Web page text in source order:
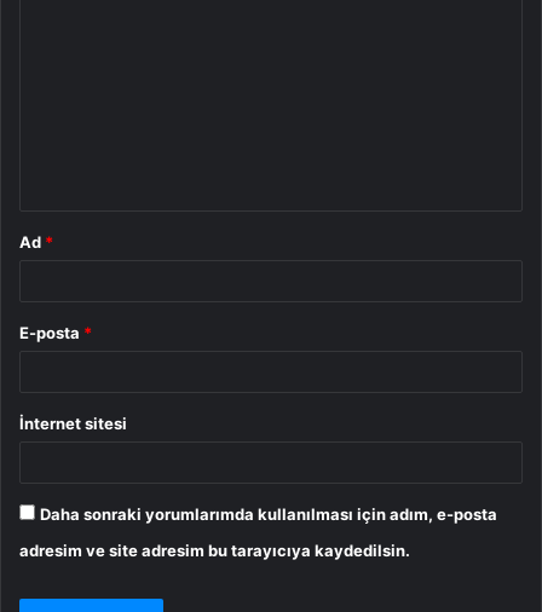
Ad *
E-posta *
İnternet sitesi
Daha sonraki yorumlarımda kullanılması için adım, e-posta
adresim ve site adresim bu tarayıcıya kaydedilsin.